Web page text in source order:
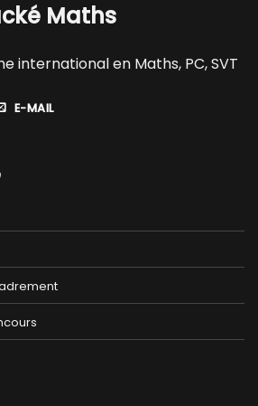
Maths
international en Maths, PC, SVT
E-MAIL